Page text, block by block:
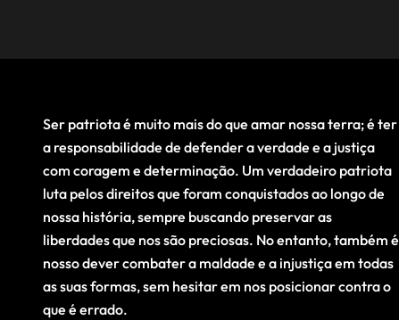
Ser patriota é muito mais do que amar nossa terra; é ter
a responsabilidade de defender a verdade e a justiça
com coragem e determinação. Um verdadeiro patriota
luta pelos direitos que foram conquistados ao longo de
nossa história, sempre buscando preservar as
liberdades que nos são preciosas. No entanto, também é
nosso dever combater a maldade e a injustiça em todas
as suas formas, sem hesitar em nos posicionar contra o
que é errado.